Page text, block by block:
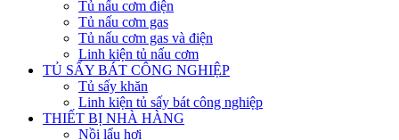
Tủ nấu cơm điện
Tủ nấu cơm gas
Tủ nấu cơm gas và điện
Linh kiện tủ nấu cơm
TỦ SẤY BÁT CÔNG NGHIỆP
Tủ sấy khăn
Linh kiện tủ sấy bát công nghiệp
THIẾT BỊ NHÀ HÀNG
Nồi lẩu hơi